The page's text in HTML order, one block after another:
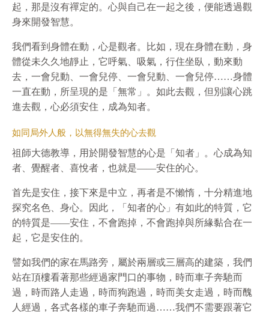
起，那是沒有禪定的。心與自己在一起之後，便能透過觀
身來開發智慧。
我們看到身體在動，心是觀者。比如，現在身體在動，身
體從未久久地靜止，它呼氣、吸氣，行住坐臥，動來動
去，一會兒動、一會兒停、一會兒動、一會兒停……身體
一直在動，所呈現的是「無常」。如此去觀，但別讓心跳
進去觀，心必須安住，成為知者。
如同局外人般，以無得無失的心去觀
祖師大德教導，用於開發智慧的心是「知者」。心成為知
者、覺醒者、喜悅者，也就是——安住的心。
首先是安住，接下來是中立，再者是不懶惰，十分精進地
探究名色、身心。因此，「知者的心」有如此的特質，它
的特質是——安住，不會跑掉，不會跑掉與所緣黏合在一
起，它是安住的。
譬如我們的家在馬路旁，屬於兩層或三層高的建築，我們
站在頂樓看著那些經過家門口的事物，時而車子奔馳而
過，時而路人走過，時而狗跑過，時而美女走過，時而醜
人經過，各式各樣的車子奔馳而過……我們不需要跟著它